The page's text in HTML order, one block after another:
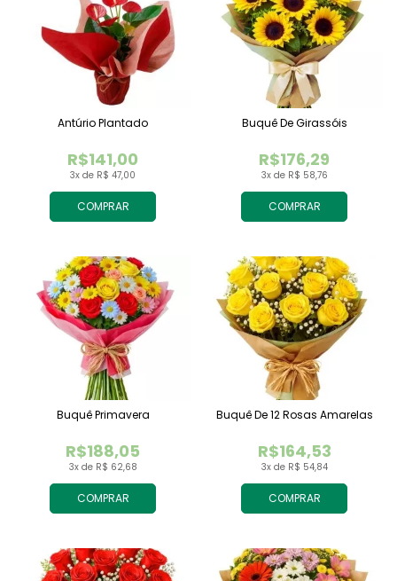
COMPRAR
3x de R$ 47,00
R$141,00
Antúrio Plantado
COMPRAR
3x de R$ 58,76
R$176,29
Buquê De Girassóis
COMPRAR
3x de R$ 62,68
R$188,05
Buquê Primavera
COMPRAR
3x de R$ 54,84
R$164,53
Buquê De 12 Rosas Amarelas